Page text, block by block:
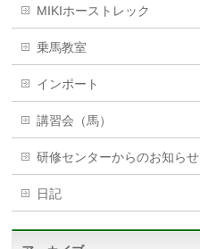
MIKIホーストレック
乗馬教室
インポート
講習会（馬）
研修センターからのお知らせ
日記